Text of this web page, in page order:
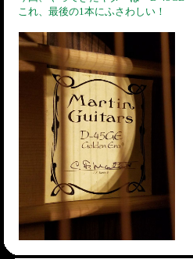
これ、最後の1本にふさわしい！